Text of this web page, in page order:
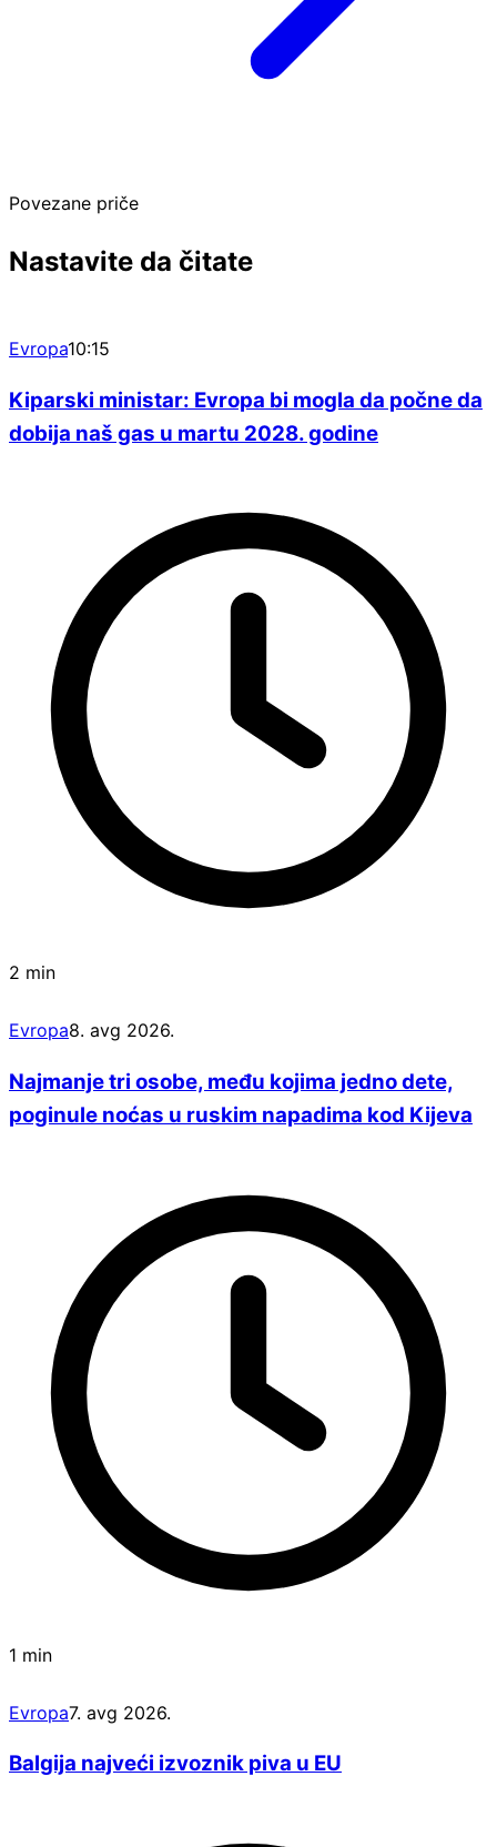
Povezane priče
Nastavite da čitate
Evropa10:15
Kiparski ministar: Evropa bi mogla da počne da
dobija naš gas u martu 2028. godine
2 min
Evropa8. avg 2026.
Najmanje tri osobe, među kojima jedno dete,
poginule noćas u ruskim napadima kod Kijeva
1 min
Evropa7. avg 2026.
Balgija najveći izvoznik piva u EU